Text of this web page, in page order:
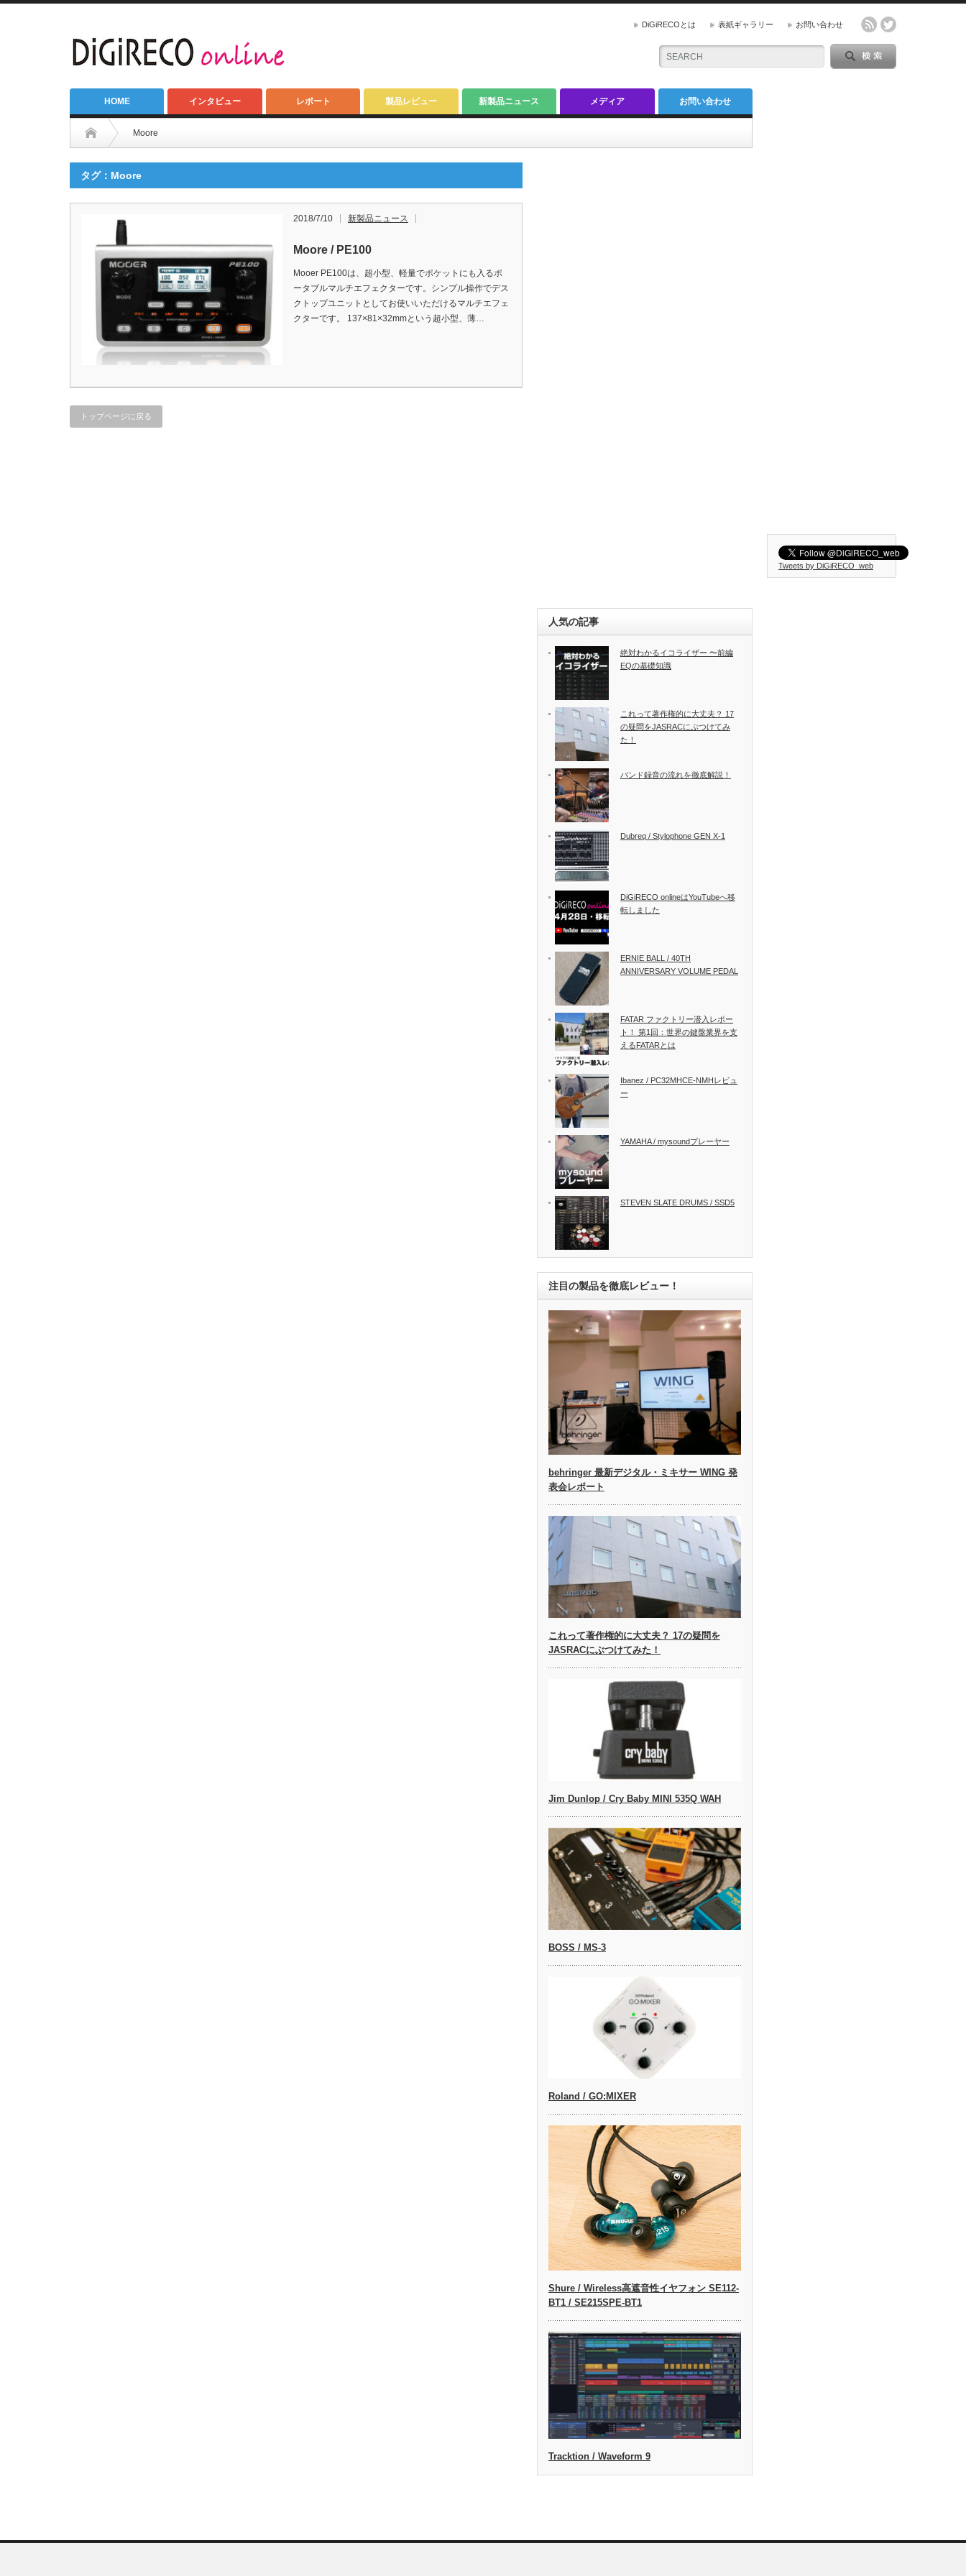
DiGiRECOとは 表紙ギャラリー お問い合わせ
HOME インタビュー レポート 製品レビュー 新製品ニュース メディア お問い合わせ
Moore
タグ：Moore
2018/7/10 新製品ニュース
Moore / PE100
Mooer PE100は、超小型、軽量でポケットにも入るポ
ータブルマルチエフェクターです。シンプル操作でデス
クトップユニットとしてお使いいただけるマルチエフェ
クターです。 137×81×32mmという超小型、薄…
トップページに戻る
人気の記事
絶対わかるイコライザー 〜前編
EQの基礎知識
これって著作権的に大丈夫？ 17
の疑問をJASRACにぶつけてみ
た！
バンド録音の流れを徹底解説！
Dubreq / Stylophone GEN X-1
DiGiRECO onlineはYouTubeへ移
転しました
ERNIE BALL / 40TH
ANNIVERSARY VOLUME PEDAL
FATAR ファクトリー潜入レポー
ト！ 第1回：世界の鍵盤業界を支
えるFATARとは
Ibanez / PC32MHCE-NMHレビュ
ー
YAMAHA / mysoundプレーヤー
STEVEN SLATE DRUMS / SSD5
注目の製品を徹底レビュー！
behringer 最新デジタル・ミキサー WING 発
表会レポート
これって著作権的に大丈夫？ 17の疑問を
JASRACにぶつけてみた！
Jim Dunlop / Cry Baby MINI 535Q WAH
BOSS / MS-3
Roland / GO:MIXER
Shure / Wireless高遮音性イヤフォン SE112-
BT1 / SE215SPE-BT1
Tracktion / Waveform 9
Tweets by DiGiRECO_web